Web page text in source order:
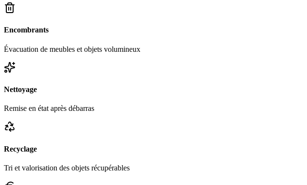
Encombrants
Évacuation de meubles et objets volumineux
Nettoyage
Remise en état après débarras
Recyclage
Tri et valorisation des objets récupérables